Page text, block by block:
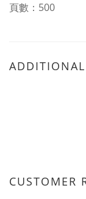
頁數：500
CUSTOMER